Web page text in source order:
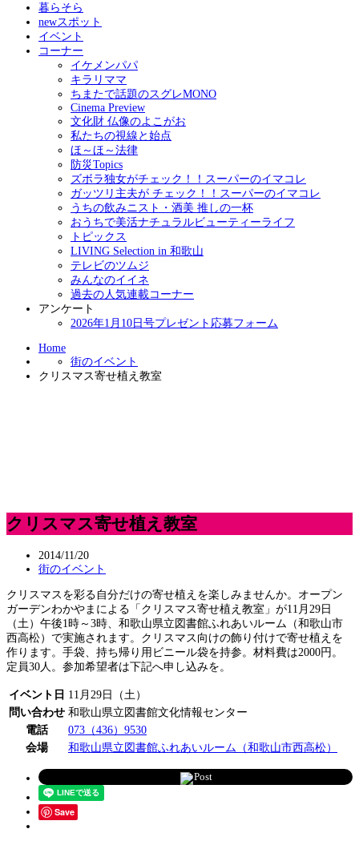
暮らそら
newスポット
イベント
コーナー
イケメンパパ
キラリママ
ちまたで話題のスグレMONO
Cinema Preview
文化財 仏像のよこがお
私たちの視線と始点
ほ～ほ～法律
防災Topics
ズボラ独女がチェック！！スーパーのイマコレ
ガッツリ主夫が チェック！！スーパーのイマコレ
うちの飲みニスト・酒美 推しの一杯
おうちで美活ナチュラルビューティーライフ
トピックス
LIVING Selection in 和歌山
テレビのツムジ
みんなのイイネ
過去の人気連載コーナー
アンケート
2026年1月10日号プレゼント応募フォーム
Home
街のイベント
クリスマス寄せ植え教室
クリスマス寄せ植え教室
2014/11/20
街のイベント
クリスマスを彩る自分だけの寄せ植えを楽しみませんか。オープン
ガーデンわかやまによる「クリスマス寄せ植え教室」が11月29日
（土）午後1時～3時、和歌山県立図書館ふれあいルーム（和歌山市
西高松）で実施されます。クリスマス向けの飾り付けで寄せ植えを
作ります。手袋、持ち帰り用ビニール袋を持参。材料費は2000円。
定員30人。参加希望者は下記へ申し込みを。
イベント日 11月29日（土）
問い合わせ 和歌山県立図書館文化情報センター
電話
073（436）9530
会場
和歌山県立図書館ふれあいルーム（和歌山市西高松）
Post
Save